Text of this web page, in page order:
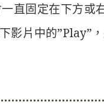
直固定在下方或
影片中的”Play”